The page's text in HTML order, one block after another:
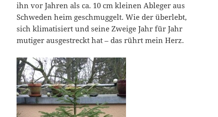
ihn vor Jahren als ca. 10 cm kleinen Ableger aus
Schweden heim geschmuggelt. Wie der überlebt,
sich klimatisiert und seine Zweige Jahr für Jahr
mutiger ausgestreckt hat – das rührt mein Herz.